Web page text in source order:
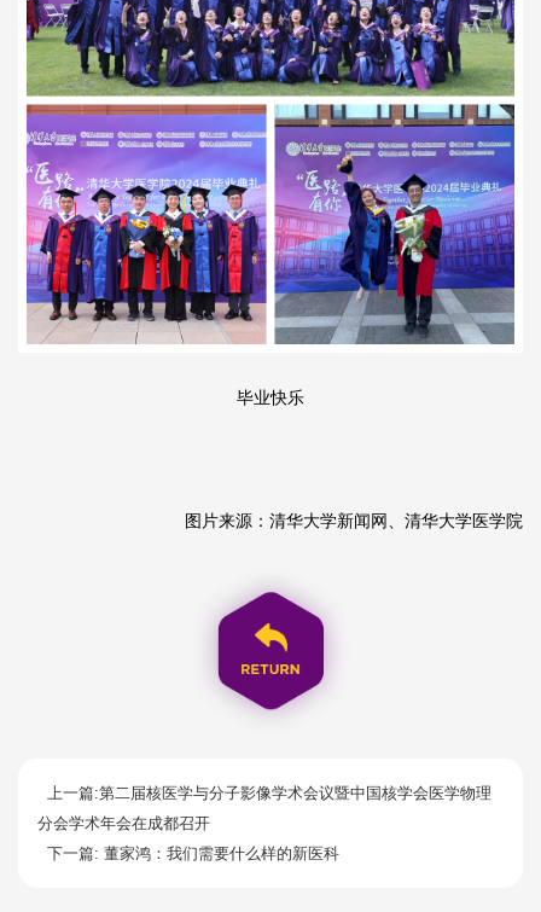
毕业快乐
图片来源：清华大学新闻网、清华大学医学院
上一篇:第二届核医学与分子影像学术会议暨中国核学会医学物理
分会学术年会在成都召开
下一篇: 董家鸿：我们需要什么样的新医科